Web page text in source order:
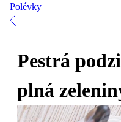
Polévky
Pestrá
plná